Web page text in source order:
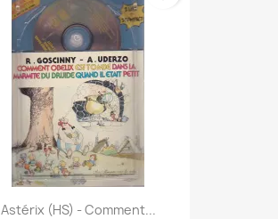
Astérix (HS) - Comment...